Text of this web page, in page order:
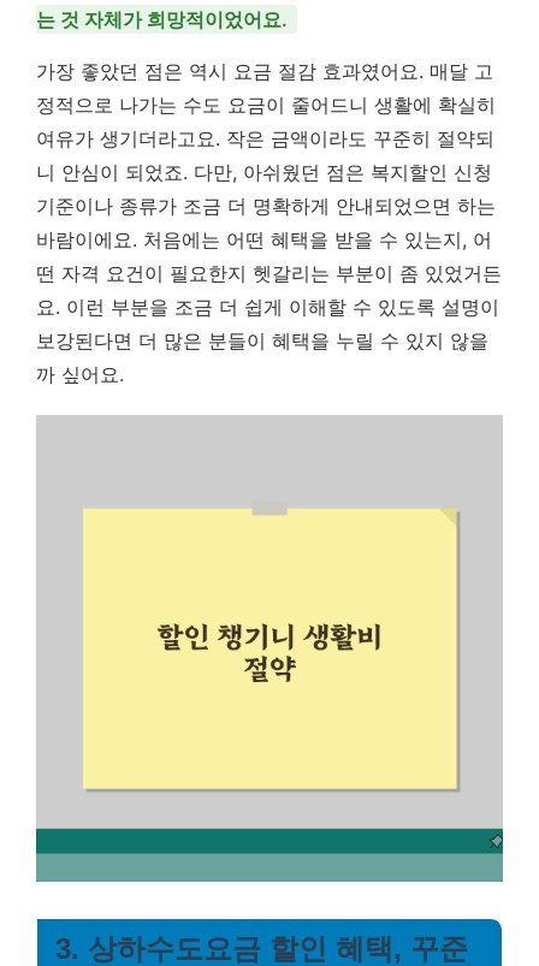
는 것 자체가 희망적이었어요.
가장 좋았던 점은 역시 요금 절감 효과였어요. 매달 고
정적으로 나가는 수도 요금이 줄어드니 생활에 확실히
여유가 생기더라고요. 작은 금액이라도 꾸준히 절약되
니 안심이 되었죠. 다만, 아쉬웠던 점은 복지할인 신청
기준이나 종류가 조금 더 명확하게 안내되었으면 하는
바람이에요. 처음에는 어떤 혜택을 받을 수 있는지, 어
떤 자격 요건이 필요한지 헷갈리는 부분이 좀 있었거든
요. 이런 부분을 조금 더 쉽게 이해할 수 있도록 설명이
보강된다면 더 많은 분들이 혜택을 누릴 수 있지 않을
까 싶어요.
3. 상하수도요금 할인 혜택, 꾸준